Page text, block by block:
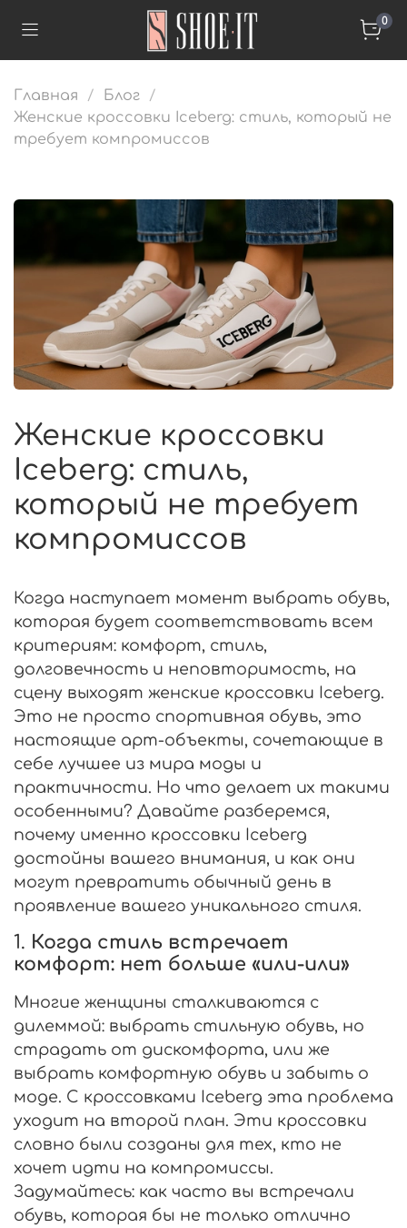
0
Главная
Блог
Женские кроссовки Iceberg: стиль, который не
требует компромиссов
Женские кроссовки
Iceberg: стиль,
который не требует
компромиссов
Когда наступает момент выбрать обувь,
которая будет соответствовать всем
критериям: комфорт, стиль,
долговечность и неповторимость, на
сцену выходят женские кроссовки Iceberg.
Это не просто спортивная обувь, это
настоящие арт-объекты, сочетающие в
себе лучшее из мира моды и
практичности. Но что делает их такими
особенными? Давайте разберемся,
почему именно кроссовки Iceberg
достойны вашего внимания, и как они
могут превратить обычный день в
проявление вашего уникального стиля.
1. Когда стиль встречает
комфорт: нет больше «или-или»
Многие женщины сталкиваются с
дилеммой: выбрать стильную обувь, но
страдать от дискомфорта, или же
выбрать комфортную обувь и забыть о
моде. С кроссовками Iceberg эта проблема
уходит на второй план. Эти кроссовки
словно были созданы для тех, кто не
хочет идти на компромиссы.
Задумайтесь: как часто вы встречали
обувь, которая бы не только отлично